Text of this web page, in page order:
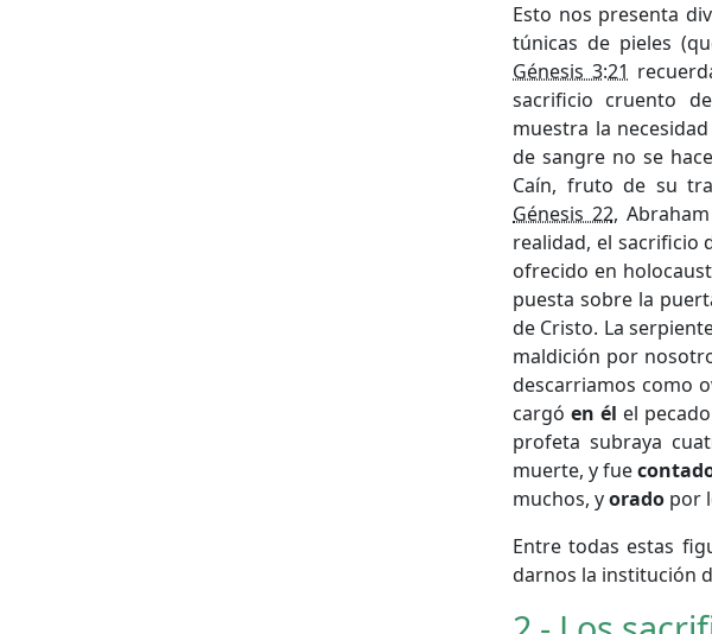
Esto nos presenta
túnicas de pieles
Génesis 3:21
sacrificio cruento
muestra la
de sangre no se
Caín, fruto de su
Génesis 22,
realidad, el sacrificio
ofrecido en
puesta sobre la
de Cristo. La
maldición por
descarriamos como
cargóen él el
profeta subraya
muerte, y fue
muchos, yorado por
Entre todas estas
darnos la institución